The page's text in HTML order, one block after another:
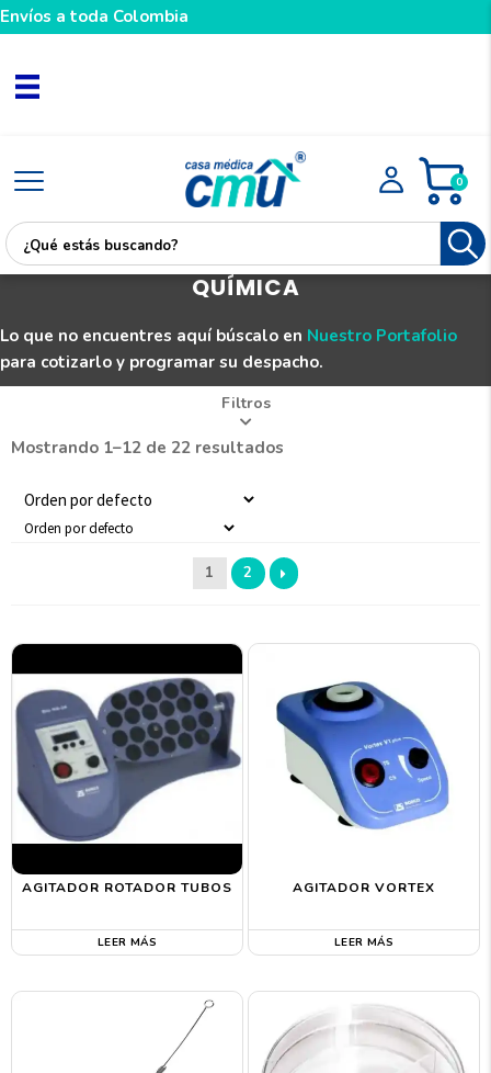
Envíos a toda Colombia
0
QUÍMICA
Lo que no encuentres aquí búscalo en Nuestro Portafolio
para cotizarlo y programar su despacho.
Filtros
Mostrando 1–12 de 22 resultados
1 2
AGITADOR ROTADOR TUBOS
LEER MÁS
AGITADOR VORTEX
LEER MÁS